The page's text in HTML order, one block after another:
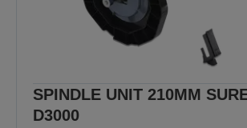
SPINDLE UNIT 210MM
D3000